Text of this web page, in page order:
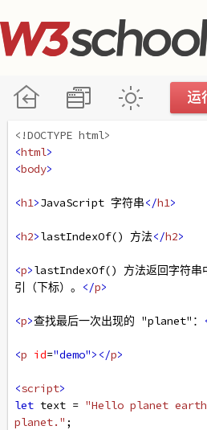
<!DOCTYPE html>
<html>
<body>
<h1>JavaScript 字符串</h1>
<h2>lastIndexOf() 方法</h2>
<p>lastIndexOf() 方法返回字符串
引（下标）。
</p>
<p>查找最后一次出现的 "planet"：
<p id="demo"></p>
<script>
let text = "Hello planet
planet." ;